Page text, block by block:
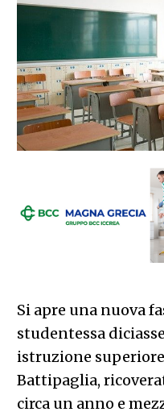
Si apre una nuova
studentessa
istruzione
Battipaglia,
circa un anno e